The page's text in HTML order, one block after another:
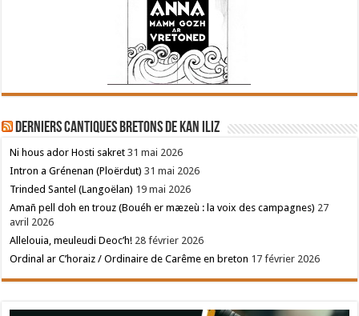
Derniers cantiques bretons de Kan Iliz
Ni hous ador Hosti sakret 31 mai 2026
Intron a Grénenan (Ploërdut) 31 mai 2026
Trinded Santel (Langoëlan) 19 mai 2026
Amañ pell doh en trouz (Bouéh er mæzeù : la voix des campagnes) 27
avril 2026
Allelouia, meuleudi Deoc’h! 28 février 2026
Ordinal ar C’horaiz / Ordinaire de Carême en breton 17 février 2026